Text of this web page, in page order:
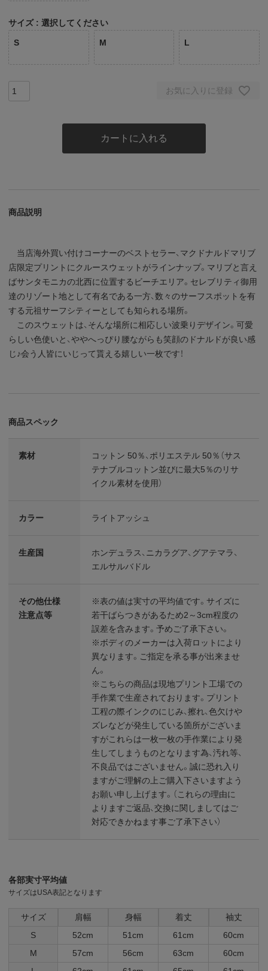
サイズ 選択してください
S M L
お気に入りに登録
カートに入れる
商品説明
当店海外買い付けコーナーのベストセラー、マクドナルドマリブ
店限定プリントにクルースウェットがラインナップ。マリブと言え
ばサンタモニカの北西に位置するビーチエリア。セレブリティ御用
達のリゾート地として有名である一方、数々のサーフスポットを有
する元祖サーフシティーとしても知られる場所。
このスウェットは、そんな場所に相応しい波乗りデザイン。可愛
らしい色使いと、ややへっぴり腰ながらも笑顔のドナルドが良い感
じ♪会う人皆にいじって貰える嬉しい一枚です！
商品スペック
素材
コットン 50％、ポリエステル 50％（サス
テナブルコットン並びに最大5％のリサ
イクル素材を使用）
カラー ライトアッシュ
生産国
ホンデュラス、ニカラグア、グアテマラ、
エルサルバドル
その他仕様
注意点等
※表の値は実寸の平均値です。サイズに
若干ばらつきがあるため2～3cm程度の
誤差を含みます。予めご了承下さい。
※ボディのメーカーは入荷ロットにより
異なります。ご指定を承る事が出来ませ
ん。
※こちらの商品は現地プリント工場での
手作業で生産されております。プリント
工程の際インクのにじみ、擦れ、色欠けや
ズレなどが発生している箇所がございま
すがこれらは一枚一枚の手作業により発
生してしまうものとなります為、汚れ等、
不良品ではございません。誠に恐れ入り
ますがご理解の上ご購入下さいますよう
お願い申し上げます。（これらの理由に
よりますご返品、交換に関しましてはご
対応できかねます事ご了承下さい）
各部実寸平均値
サイズはUSA表記となります
サイズ 肩幅 身幅 着丈
袖丈
S
52cm 51cm 61cm
60cm
M
57cm 56cm 63cm
60cm